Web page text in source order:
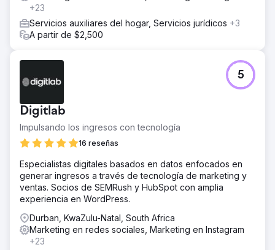
+23
Servicios auxiliares del hogar, Servicios jurídicos +3
A partir de $2,500
Digitlab
Impulsando los ingresos con tecnología
16 reseñas
5
Especialistas digitales basados en datos enfocados en
generar ingresos a través de tecnología de marketing y
ventas. Socios de SEMRush y HubSpot con amplia
experiencia en WordPress.
Durban, KwaZulu-Natal, South Africa
Marketing en redes sociales, Marketing en Instagram
+23